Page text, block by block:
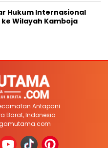
Hukum Internasional
Wilayah Kamboja
Antapani
Barat, Indonesia